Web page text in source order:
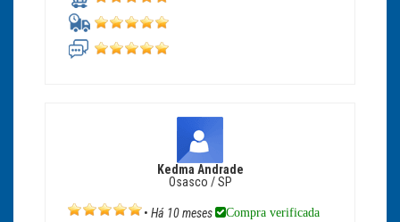
Kedma Andrade
Osasco / SP
• Há 10 meses Compra verificada